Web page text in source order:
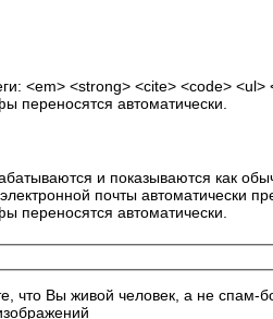
<em> <strong> <cite> <code>
переносятся автоматически.
и показываются как
почты автоматически
переносятся автоматически.
что Вы живой человек, а не спам-